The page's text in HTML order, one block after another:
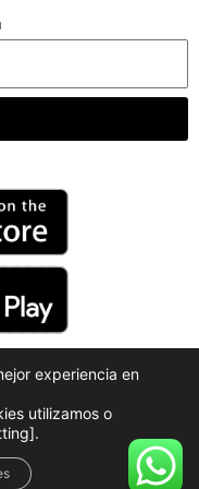
experiencia en
utilizamos o